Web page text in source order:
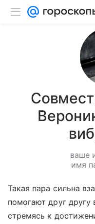
ваше
имя
Такая пара сильна
помогают друг другу
стремясь к